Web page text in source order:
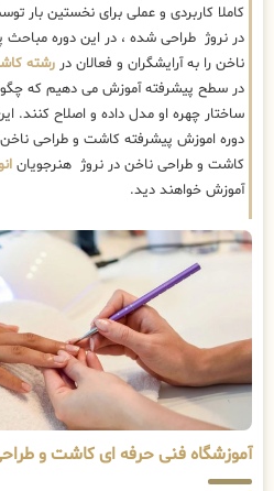
کاملا کاربردی و عملی برای نخستین بار
در نروژ طراحی شده ، در این دوره
ناخن را به آرایشگران و فعالان در رشته
در سطح پیشرفته آموزش می دهیم که
ساختار چهره او مدل داده و اصلاح کنند.
دوره اموزش پیشرفته کاشت و طراحی
کاشت و طراحی ناخن در نروژ هنرجویان
آموزش خواهند دید.
آموزشگاه فنی حرفه ای کاشت و